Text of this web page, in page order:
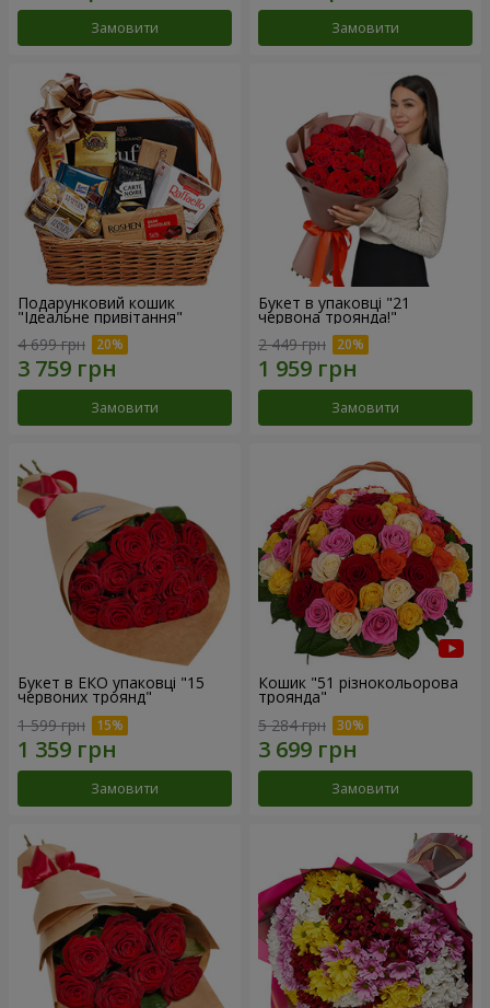
Замовити Замовити
Подарунковий кошик
"Ідеальне привітання"
4 699 грн
Замовити
Букет в упаковці "21
червона троянда!"
2 449 грн
Замовити
Букет в ЕКО упаковці "15
червоних троянд"
1 599 грн
Замовити
Кошик "51 різнокольорова
троянда"
5 284 грн
Замовити